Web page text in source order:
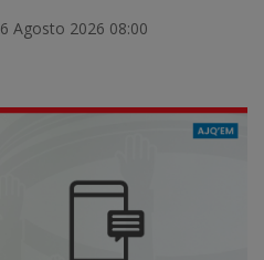
6 Agosto 2026 08:00